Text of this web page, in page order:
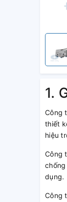
1.
Công
thiết
hiệu
Công
dụng.
Công